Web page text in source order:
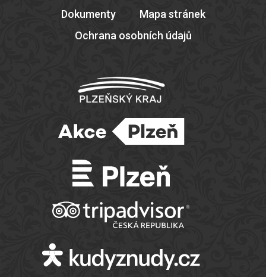
Dokumenty
Mapa stránek
Ochrana osobních údajů